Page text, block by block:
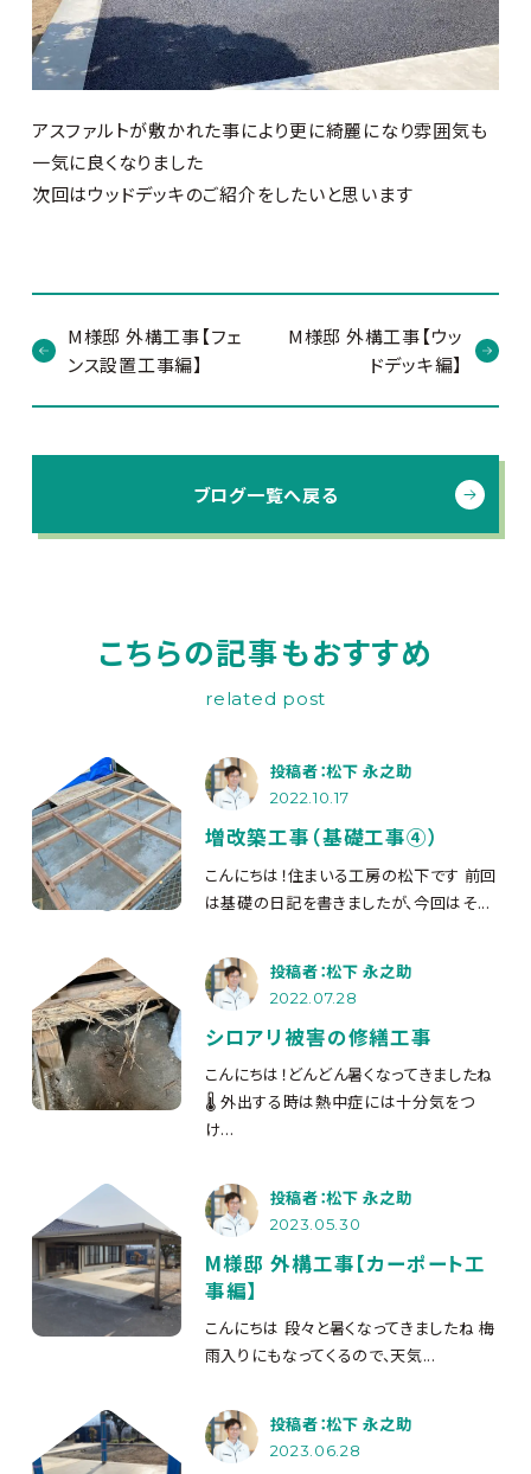
アスファルトが敷かれた事により更に綺麗になり雰囲気も
一気に良くなりました
次回はウッドデッキのご紹介をしたいと思います
M様邸 外構工事【フェ
ンス設置工事編】
M様邸 外構工事【ウッ
ドデッキ編】
ブログ一覧へ戻る
こちらの記事もおすすめ
related post
投稿者：松下 永之助
2022.10.17
増改築工事（基礎工事④）
こんにちは！住まいる工房の松下です 前回
は基礎の日記を書きましたが、今回はそ...
投稿者：松下 永之助
2022.07.28
シロアリ被害の修繕工事
こんにちは！どんどん暑くなってきましたね
🌡 外出する時は熱中症には十分気をつ
け...
投稿者：松下 永之助
2023.05.30
M様邸 外構工事【カーポート工
事編】
こんにちは 段々と暑くなってきましたね 梅
雨入りにもなってくるので、天気...
投稿者：松下 永之助
2023.06.28